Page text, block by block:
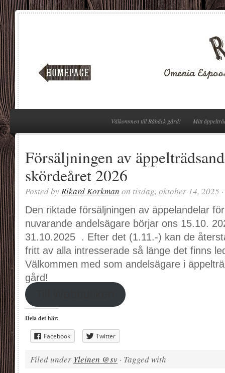
Välkommen till Råbäck gård! Mitt
Försäljningen av
skördeåret 2026
Posted by Rikard Korkman on tisdag, oktober 14, 2025 ·
Den riktade försäljningen av äppelandelar
nuvarande andelsägare börjar ons 15.10.
31.10.2025 . Efter det (1.11.-) kan de
fritt av alla intresserade så länge det finns
Välkommen med som andelsägare i
gård!
Dela det här:
Facebook Twitter
Filed under Yleinen @sv · Tagged with